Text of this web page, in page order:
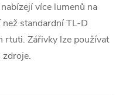
více lumenů na
standardní TL-D
rtuti. Zářivky lze používat